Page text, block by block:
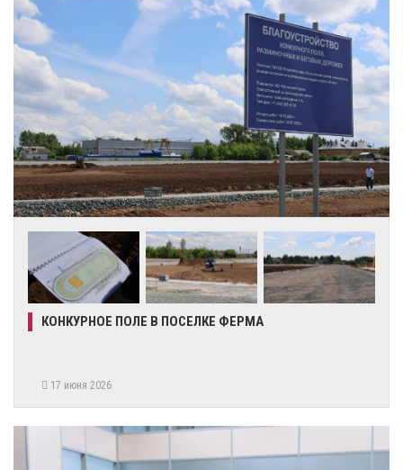
КОНКУРНОЕ ПОЛЕ В ПОСЕЛКЕ ФЕРМА
17 июня 2026